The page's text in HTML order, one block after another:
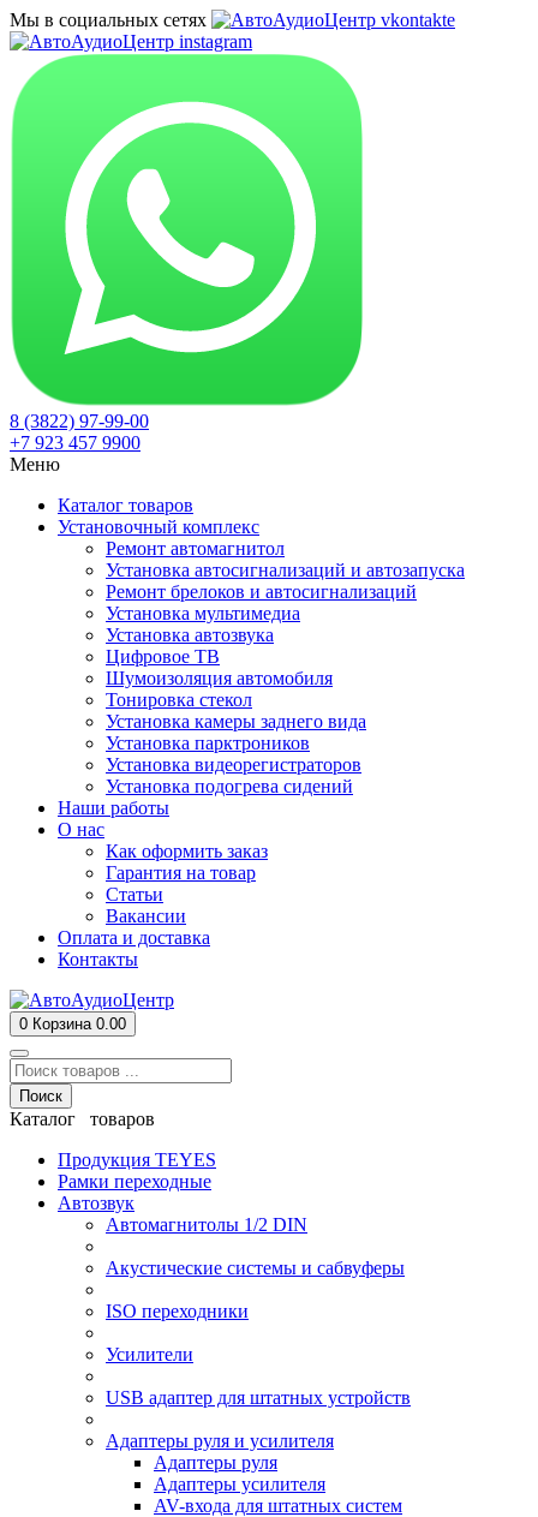
Мы в социальных сетях
8 (3822) 97-99-00
+7 923 457 9900
Меню
Каталог товаров
Установочный комплекс
Ремонт автомагнитол
Установка автосигнализаций и автозапуска
Ремонт брелоков и автосигнализаций
Установка мультимедиа
Установка автозвука
Цифровое ТВ
Шумоизоляция автомобиля
Тонировка стекол
Установка камеры заднего вида
Установка парктроников
Установка видеорегистраторов
Установка подогрева сидений
Наши работы
О нас
Как оформить заказ
Гарантия на товар
Статьи
Вакансии
Оплата и доставка
Контакты
0 Корзина 0.00
Поиск
Каталог товаров
Продукция TEYES
Рамки переходные
Автозвук
Автомагнитолы 1/2 DIN
Акустические системы и сабвуферы
ISO переходники
Усилители
USB адаптер для штатных устройств
Адаптеры руля и усилителя
Адаптеры руля
Адаптеры усилителя
AV-входа для штатных систем